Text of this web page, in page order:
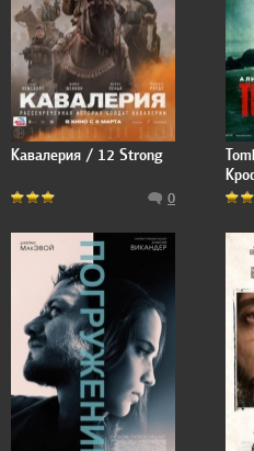
Кавалерия / 12 Strong
0